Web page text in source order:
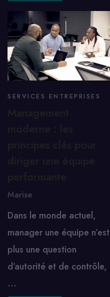
SERVICES ENTREPRISES
Marise
Dans le monde actuel,
manager une équipe n’est
plus une question
d’autorité et de contrôle,
…